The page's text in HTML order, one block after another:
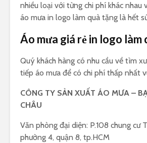
nhiều loại với từng chi phí khác nhau
áo mưa in logo làm quà tặng là hết
Áo mưa giá rẻ in logo làm
Quý khách hàng có nhu cầu về tìm
tiếp áo mưa để có chi phí thấp nhất
CÔNG TY SẢN XUẤT ÁO MƯA –
CHÂU
Văn phòng đại diện: P.108 chung cư
phường 4, quận 8, tp.HCM